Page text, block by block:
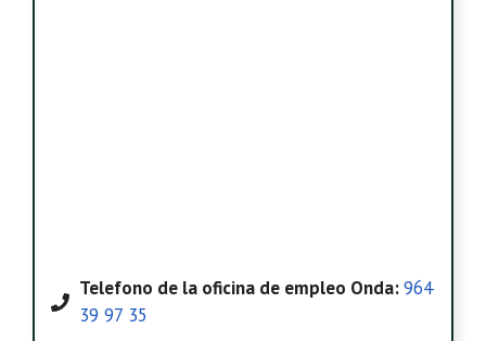
Telefono de la oficina de empleo Onda:964
39 97 35